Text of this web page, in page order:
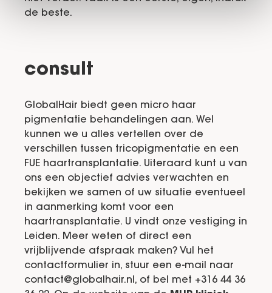
de beste.
consult
GlobalHair biedt geen micro haar
pigmentatie behandelingen aan. Wel
kunnen we u alles vertellen over de
verschillen tussen tricopigmentatie en een
FUE haartransplantatie. Uiteraard kunt u van
ons een objectief advies verwachten en
bekijken we samen of uw situatie eventueel
in aanmerking komt voor een
haartransplantatie. U vindt onze vestiging in
Leiden. Meer weten of direct een
vrijblijvende afspraak maken? Vul het
contactformulier in, stuur een e-mail naar
contact@globalhair.nl, of bel met +316 44 36